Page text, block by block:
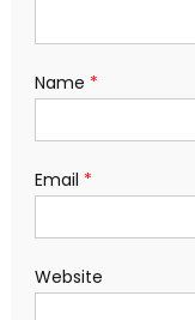
Name *
Email *
Website